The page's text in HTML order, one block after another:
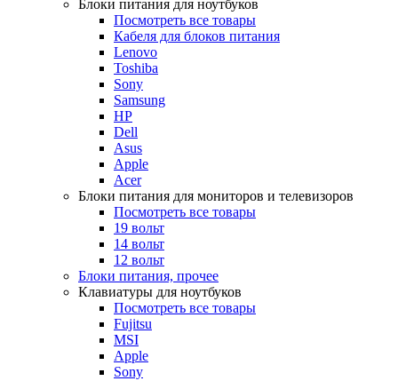
Блоки питания для ноутбуков
Посмотреть все товары
Кабеля для блоков питания
Lenovo
Toshiba
Sony
Samsung
HP
Dell
Asus
Apple
Acer
Блоки питания для мониторов и телевизоров
Посмотреть все товары
19 вольт
14 вольт
12 вольт
Блоки питания, прочее
Клавиатуры для ноутбуков
Посмотреть все товары
Fujitsu
MSI
Apple
Sony